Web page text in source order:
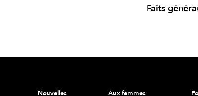
Faits
Nouvelles
Aux femmes